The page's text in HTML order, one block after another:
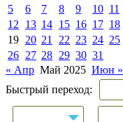
5
6 7 8 9 10 11
12
13 14 15 16 17 18
19 20 21 22 23 24 25
26 27 28 29 30 31
« Апр Май 2025 Июн »
Быстрый переход: